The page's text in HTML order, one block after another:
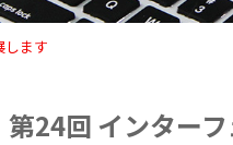
します
第24回 インター